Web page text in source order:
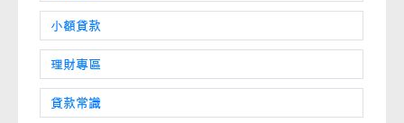
小額貸款
理財專區
貸款常識